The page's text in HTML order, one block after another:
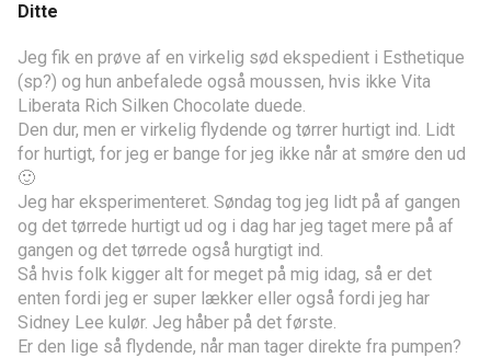
Ditte
Jeg fik en prøve af en virkelig sød ekspedient i Esthetique
(sp?) og hun anbefalede også moussen, hvis ikke Vita
Liberata Rich Silken Chocolate duede.
Den dur, men er virkelig flydende og tørrer hurtigt ind. Lidt
for hurtigt, for jeg er bange for jeg ikke når at smøre den ud
🙂
Jeg har eksperimenteret. Søndag tog jeg lidt på af gangen
og det tørrede hurtigt ud og i dag har jeg taget mere på af
gangen og det tørrede også hurgtigt ind.
Så hvis folk kigger alt for meget på mig idag, så er det
enten fordi jeg er super lækker eller også fordi jeg har
Sidney Lee kulør. Jeg håber på det første.
Er den lige så flydende, når man tager direkte fra pumpen?